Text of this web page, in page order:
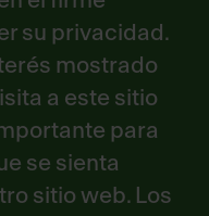
su privacidad.
mostrado
a este sitio
para
se sienta
sitio web. Los